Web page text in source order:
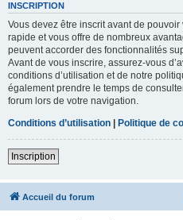
INSCRIPTION
Vous devez être inscrit avant de pouvoir
rapide et vous offre de nombreux
peuvent accorder des fonctionnalités
Avant de vous inscrire, assurez-vous
conditions d’utilisation et de notre
également prendre le temps de
forum lors de votre navigation.
Conditions d’utilisation | Politique de
Inscription
Accueil du forum